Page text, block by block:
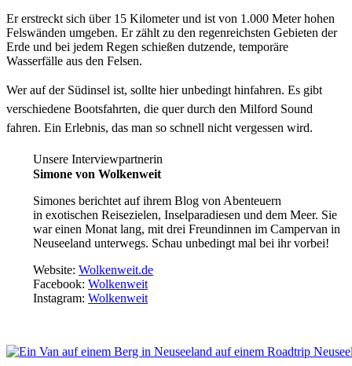
Er erstreckt sich über 15 Kilometer und ist von 1.000 Meter hohen
Felswänden umgeben. Er zählt zu den regenreichsten Gebieten der
Erde und bei jedem Regen schießen dutzende, temporäre
Wasserfälle aus den Felsen.
Wer auf der Südinsel ist, sollte hier unbedingt hinfahren. Es gibt
verschiedene Bootsfahrten, die quer durch den Milford Sound
fahren. Ein Erlebnis, das man so schnell nicht vergessen wird.
Unsere Interviewpartnerin
Simone von Wolkenweit
Simones berichtet auf ihrem Blog von Abenteuern
in exotischen Reisezielen, Inselparadiesen und dem Meer. Sie
war einen Monat lang, mit drei Freundinnen im Campervan in
Neuseeland unterwegs. Schau unbedingt mal bei ihr vorbei!
Website: Wolkenweit.de
Facebook: Wolkenweit
Instagram: Wolkenweit